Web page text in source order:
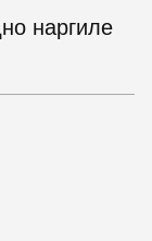
наргиле